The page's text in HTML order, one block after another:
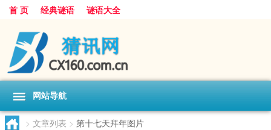
首 页 经典谜语 谜语大全
网站导航
> 文章列表 > 第十七天拜年图片